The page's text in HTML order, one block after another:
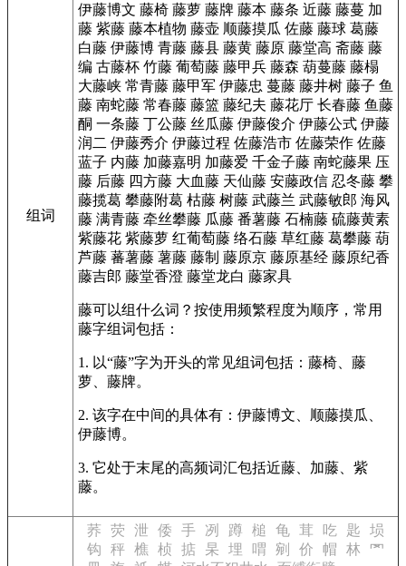
组词
伊藤博文 藤椅 藤萝 藤牌 藤本 藤条 近藤 藤蔓 加
藤 紫藤 藤本植物 藤壶 顺藤摸瓜 佐藤 藤球 葛藤
白藤 伊藤博 青藤 藤县 藤黄 藤原 藤堂高 斋藤 藤
编 古藤杯 竹藤 葡萄藤 藤甲兵 藤森 葫蔓藤 藤榻
大藤峡 常青藤 藤甲军 伊藤忠 蔓藤 藤井树 藤子 鱼
藤 南蛇藤 常春藤 藤篮 藤纪夫 藤花厅 长春藤 鱼藤
酮 一条藤 丁公藤 丝瓜藤 伊藤俊介 伊藤公式 伊藤
润二 伊藤秀介 伊藤过程 佐藤浩市 佐藤荣作 佐藤
蓝子 内藤 加藤嘉明 加藤爱 千金子藤 南蛇藤果 压
藤 后藤 四方藤 大血藤 天仙藤 安藤政信 忍冬藤 攀
藤揽葛 攀藤附葛 枯藤 树藤 武藤兰 武藤敏郎 海风
藤 满青藤 牵丝攀藤 瓜藤 番薯藤 石楠藤 硫藤黄素
紫藤花 紫藤萝 红葡萄藤 络石藤 草红藤 葛攀藤 葫
芦藤 蕃薯藤 薯藤 藤制 藤原京 藤原基经 藤原纪香
藤吉郎 藤堂香澄 藤堂龙白 藤家具
藤可以组什么词？按使用频繁程度为顺序，常用
藤字组词包括：
1. 以“藤”字为开头的常见组词包括：藤椅、藤
萝、藤牌。
2. 该字在中间的具体有：伊藤博文、顺藤摸瓜、
伊藤博。
3. 它处于末尾的高频词汇包括近藤、加藤、紫
藤。
荞 荧 泄 倭 手 冽 蹲 槌 龟 茸 吃 匙
埙
钩
秤 樵 桢 掂 杲 埋 喟 剜 价 帽 林
罓